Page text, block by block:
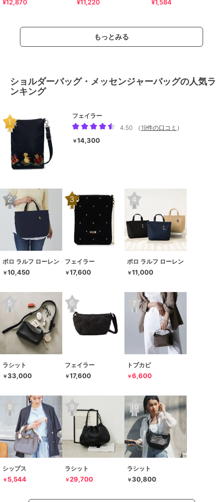
キーVネックブラウス
¥12,870 ス
¥11,220
USAコットン フレアスリーブ
¥1,584
もっとみる
ショルダーバッグ・メッセンジャーバッグの人気ラ
ンキング
フェイラー
4.50
（ 19件の口コミ ）
￥14,300
ポロ ラルフ ローレン
￥10,450
フェイラー
￥17,600
ポロ ラルフ ローレン
￥11,000
ラシット
￥33,000
フェイラー
￥17,600
トプカピ
￥6,600
シップス
￥ 5,544
ラシット
￥29,700
ラシット
￥30,800